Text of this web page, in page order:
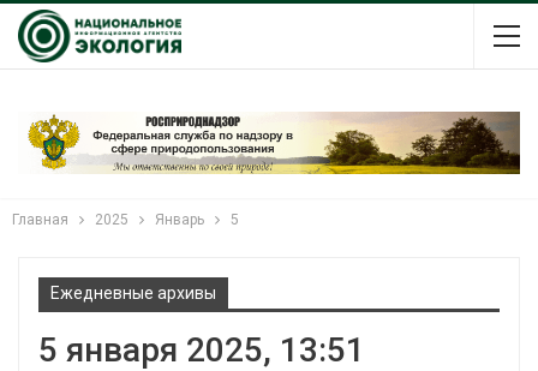
Главная 2025 Январь 5
Ежедневные архивы
5 января 2025, 13:51